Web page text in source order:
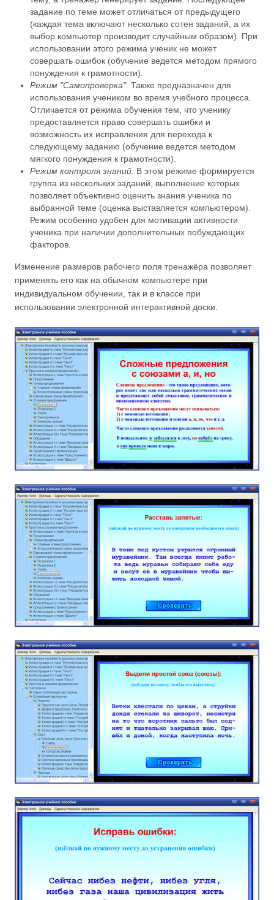
задание по теме может отличаться от предыдущего
(каждая тема включают несколько сотен заданий, а их
выбор компьютер производит случайным образом). При
использовании этого режима ученик не может
совершать ошибок (обучение ведется методом прямого
понуждения к грамотности).
Режим "Самопроверка". Также предназначен для
использования учеником во время учебного процесса.
Отличается от режима обучения тем, что ученику
предоставляется право совершать ошибки и
возможность их исправления для перехода к
следующему заданию (обучение ведется методом
мягкого понуждения к грамотности).
Режим контроля знаний. В этом режиме формируется
группа из нескольких заданий, выполнение которых
позволяет объективно оценить знания ученика по
выбранной теме (оценка выставляется компьютером).
Режим особенно удобен для мотивации активности
ученика при наличии дополнительных побуждающих
факторов.
Изменение размеров рабочего поля тренажёра позволяет
применять его как на обычном компьютере при
индивидуальном обучении, так и в классе при
использовании электронной интерактивной доски.